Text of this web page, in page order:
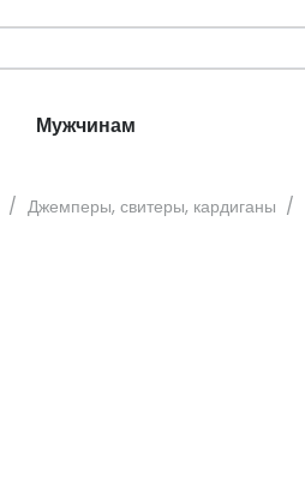
Мужчинам
/ Джемперы, свитеры, кардиганы /